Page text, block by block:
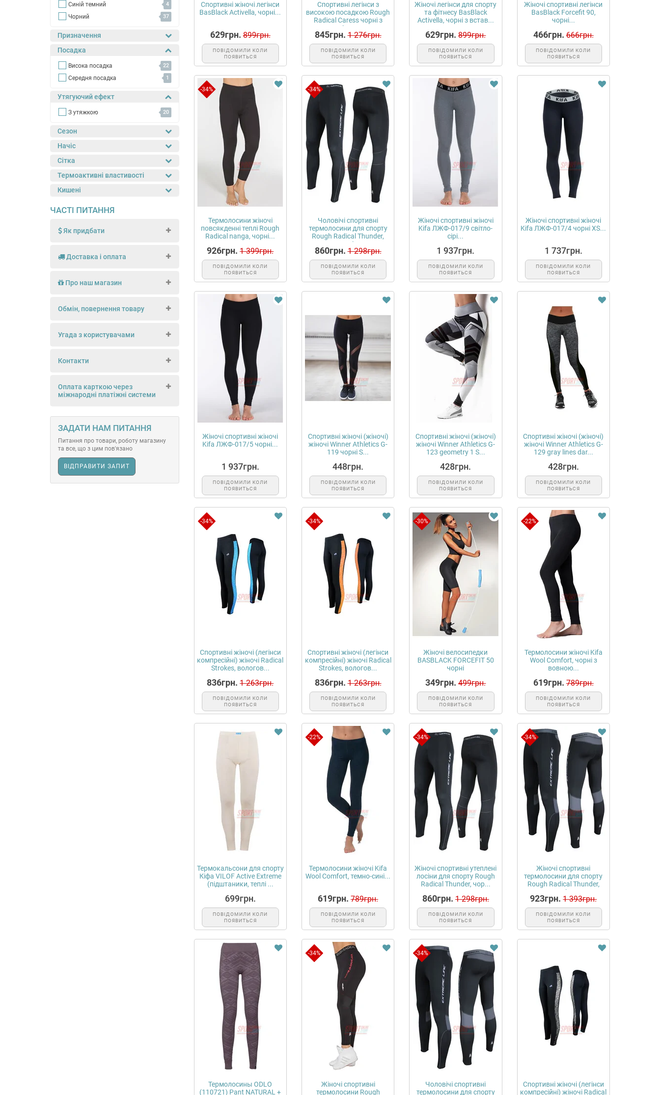
Синій темний 4
Чорний 37
Призначення
Посадка
Висока посадка 22
Середня посадка 1
Утягуючий ефект
З утяжкою 20
Сезон
Начіс
Сітка
Термоактивні властивості
Кишені
ЧАСТІ ПИТАННЯ
Як придбати
Доставка і оплата
Про наш магазин
Обмін, повернення товару
Угада з користувачами
Контакти
Оплата карткою через
міжнародні платіжні системи
ЗАДАТИ НАМ ПИТАННЯ
Питання про товари, роботу магазину
та все, що з цим пов'язано
ВІДПРАВИТИ ЗАПИТ
Спортивні жіночі легінси
BasBlack Activella, чорні...
629грн. 899грн.
ПОВІДОМИЛИ КОЛИ
ПОЯВИТЬСЯ
Спортивні легінси з
високою посадкою Rough
Radical Caress чорні з
сіри...
845грн. 1 276грн.
ПОВІДОМИЛИ КОЛИ
ПОЯВИТЬСЯ
Жіночі легінси для спорту
та фітнесу BasBlack
Activella, чорні з встав...
629грн. 899грн.
ПОВІДОМИЛИ КОЛИ
ПОЯВИТЬСЯ
Жіночі спортивні легінси
BasBlack Forcefit 90,
чорні...
466грн. 666грн.
ПОВІДОМИЛИ КОЛИ
ПОЯВИТЬСЯ
-34%
Термолосини жіночі
повсякденні теплі Rough
Radical nanga, чорні...
926грн. 1 399грн.
ПОВІДОМИЛИ КОЛИ
ПОЯВИТЬСЯ
-34%
Чоловічі спортивні
термолосини для спорту
Rough Radical Thunder,
чорні...
860грн. 1 298грн.
ПОВІДОМИЛИ КОЛИ
ПОЯВИТЬСЯ
Жіночі спортивні жіночі
Kifa ЛЖФ-017/9 світло-
сірі...
1 937грн.
ПОВІДОМИЛИ КОЛИ
ПОЯВИТЬСЯ
Жіночі спортивні жіночі
Kifa ЛЖФ-017/4 чорні XS...
1 737грн.
ПОВІДОМИЛИ КОЛИ
ПОЯВИТЬСЯ
Жіночі спортивні жіночі
Kifa ЛЖФ-017/5 чорні...
1 937грн.
ПОВІДОМИЛИ КОЛИ
ПОЯВИТЬСЯ
Спортивні жіночі (жіночі)
жіночі Winner Athletics G-
119 чорні S...
448грн.
ПОВІДОМИЛИ КОЛИ
ПОЯВИТЬСЯ
Спортивні жіночі (жіночі)
жіночі Winner Athletics G-
123 geometry 1 S...
428грн.
ПОВІДОМИЛИ КОЛИ
ПОЯВИТЬСЯ
Спортивні жіночі (жіночі)
жіночі Winner Athletics G-
129 gray lines dar...
428грн.
ПОВІДОМИЛИ КОЛИ
ПОЯВИТЬСЯ
-34%
Спортивні жіночі (легінси
компресійні) жіночі Radical
Strokes, вологов...
836грн. 1 263грн.
ПОВІДОМИЛИ КОЛИ
ПОЯВИТЬСЯ
-34%
Спортивні жіночі (легінси
компресійні) жіночі Radical
Strokes, вологов...
836грн. 1 263грн.
ПОВІДОМИЛИ КОЛИ
ПОЯВИТЬСЯ
-30%
Жіночі велосипедки
BASBLACK FORCEFIT 50
чорні
349грн. 499грн.
ПОВІДОМИЛИ КОЛИ
ПОЯВИТЬСЯ
-22%
Термолосини жіночі Kifa
Wool Comfort, чорні з
вовною...
619грн. 789грн.
ПОВІДОМИЛИ КОЛИ
ПОЯВИТЬСЯ
Термокальсони для спорту
Кіфа VILOF Active Extreme
(підштаники, теплі ...
699грн.
ПОВІДОМИЛИ КОЛИ
ПОЯВИТЬСЯ
-22%
Термолосини жіночі Kifa
Wool Comfort, темно-сині...
619грн. 789грн.
ПОВІДОМИЛИ КОЛИ
ПОЯВИТЬСЯ
-34%
Жіночі спортивні утеплені
лосіни для спорту Rough
Radical Thunder, чор...
860грн. 1 298грн.
ПОВІДОМИЛИ КОЛИ
ПОЯВИТЬСЯ
-34%
Жіночі спортивні
термолосини для спорту
Rough Radical Thunder,
чорні з...
923грн. 1 393грн.
ПОВІДОМИЛИ КОЛИ
ПОЯВИТЬСЯ
Термолосины ODLO
(110721) Pant NATURAL +
-34%
Жіночі спортивні
термолосини Rough
-34%
Чоловічі спортивні
термолосини для спорту
Спортивні жіночі (легінси
компресійні) жіночі Radical